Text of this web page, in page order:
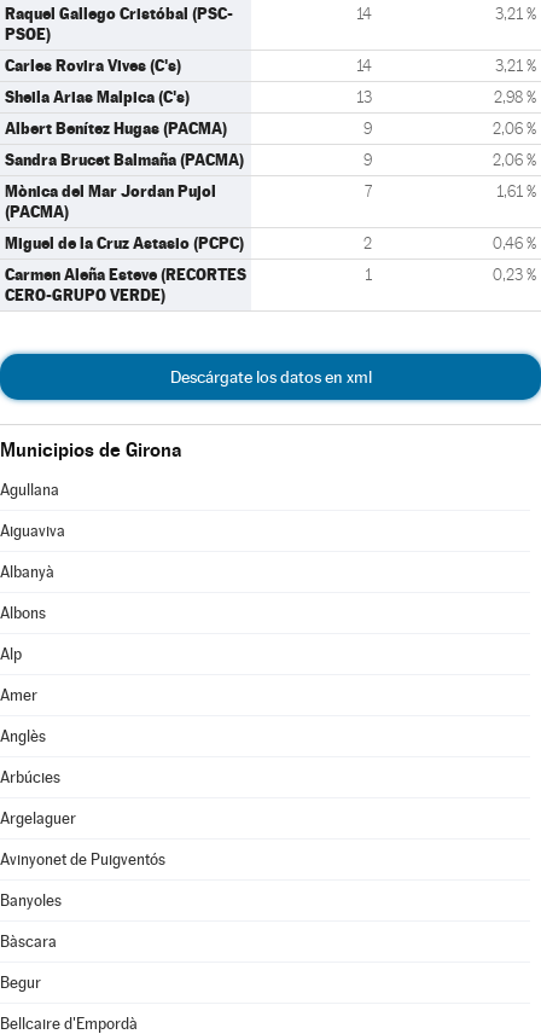
Raquel Gallego Cristóbal (PSC-
PSOE)
14 3,21 %
Carles Rovira Vives (C's) 14 3,21 %
Sheila Arias Malpica (C's) 13 2,98 %
Albert Benítez Hugas (PACMA) 9 2,06 %
Sandra Brucet Balmaña (PACMA) 9 2,06 %
Mònica del Mar Jordan Pujol
(PACMA)
7 1,61 %
Miguel de la Cruz Astasio (PCPC) 2 0,46 %
Carmen Aleña Esteve (RECORTES
CERO-GRUPO VERDE)
1 0,23 %
Descárgate los datos en xml
Municipios de Girona
Agullana
Aiguaviva
Albanyà
Albons
Alp
Amer
Anglès
Arbúcies
Argelaguer
Avinyonet de Puigventós
Banyoles
Bàscara
Begur
Bellcaire d'Empordà